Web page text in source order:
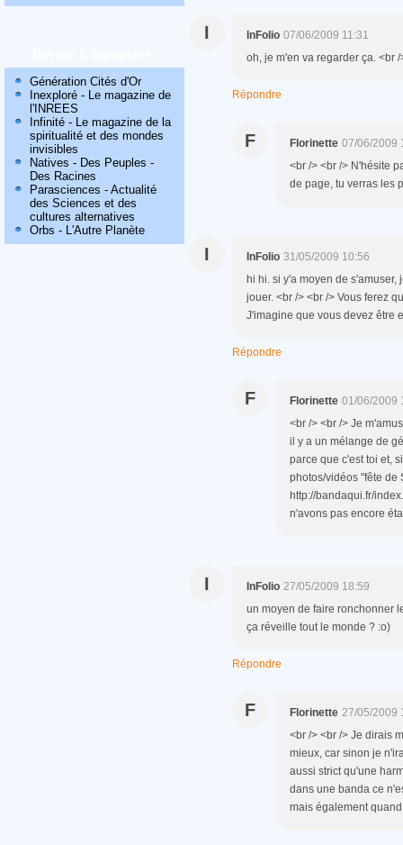
Génération Cités d'Or
Inexploré - Le magazine de
l'INREES
Infinité - Le magazine de la
spiritualité et des mondes
invisibles
Natives - Des Peuples -
Des Racines
Parasciences - Actualité
des Sciences et des
cultures alternatives
Orbs - L'Autre Planète
I InFolio 07/06/2009 11:31
oh, je m'en va regarder ça. <br
Répondre
F Florinette 07/06/2009
<br /> <br /> N'hésite
de page, tu verras les
I InFolio 31/05/2009 10:56
hi hi. si y'a moyen de
jouer. <br /> <br /> Vous ferez
J'imagine que vous devez être
Répondre
F Florinette 01/06/2009
<br /> <br /> Je
il y a un mélange de
parce que c'est toi et,
photos/vidéos "fête de
http://bandaqui.fr/
n'avons pas encore
I InFolio 27/05/2009 18:59
un moyen de faire ronchonner
ça réveille tout le monde ? :o)
Répondre
F Florinette 27/05/2009
<br /> <br /> Je dirais
mieux, car sinon je
aussi strict qu'une
dans une banda ce
mais également